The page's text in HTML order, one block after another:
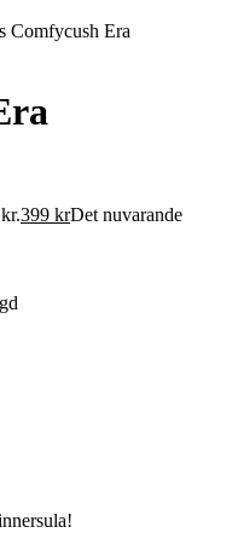
Comfycush Era
399 krDet nuvarande